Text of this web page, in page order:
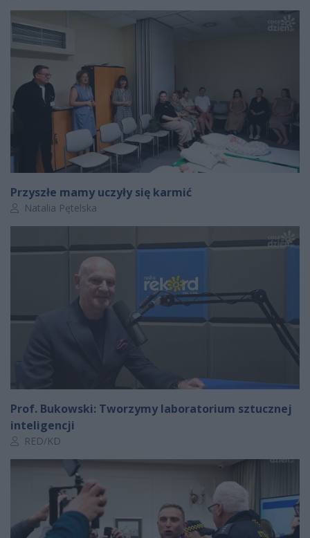
Przyszłe mamy uczyły się karmić
Autor artykułu:
Natalia Pętelska
Prof. Bukowski: Tworzymy laboratorium sztucznej
inteligencji
Autor artykułu:
RED/KD